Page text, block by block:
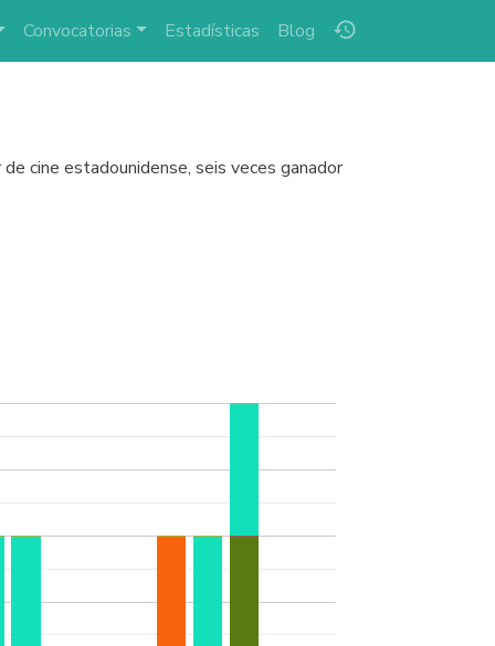
history
Convocatorias Estadísticas Blog
cine estadounidense, seis veces ganador